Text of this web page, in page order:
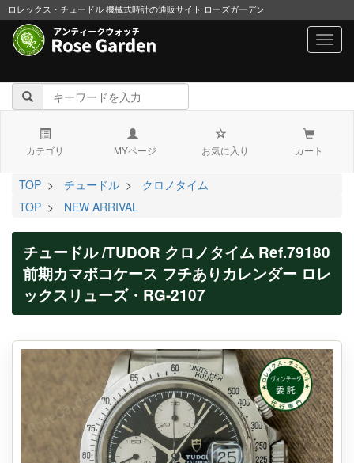
ロレックス・チュードル 機械式時計の通販サイト ローズガーデン
カテゴリ MYページ お気に入り カート
TOP > チュードル >
クロノタイム
TOP > NEW ARRIVAL
チュードル /TUDOR クロノタイム Ref.79180
前期カマボコケース フチありカレンダー ロレ
ックスリューズ・RG-2107